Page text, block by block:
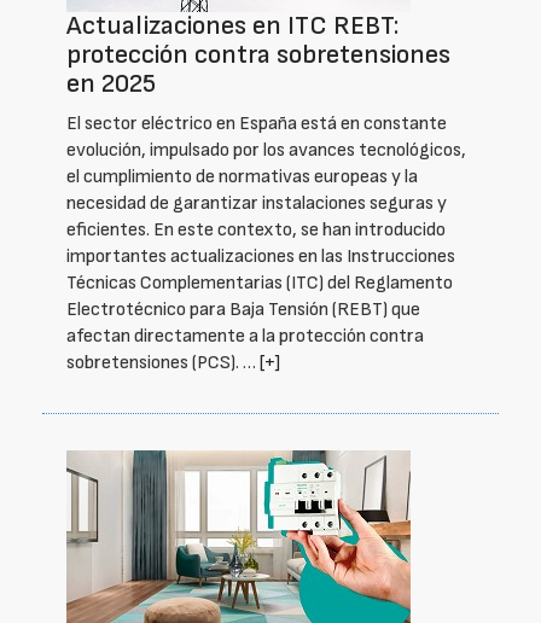
Actualizaciones en ITC REBT:
protección contra sobretensiones
en 2025
El sector eléctrico en España está en constante
evolución, impulsado por los avances tecnológicos,
el cumplimiento de normativas europeas y la
necesidad de garantizar instalaciones seguras y
eficientes. En este contexto, se han introducido
importantes actualizaciones en las Instrucciones
Técnicas Complementarias (ITC) del Reglamento
Electrotécnico para Baja Tensión (REBT) que
afectan directamente a la protección contra
sobretensiones (PCS). … [+]